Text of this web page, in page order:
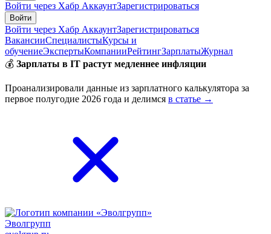
Войти через Хабр АккаунтЗарегистрироваться
Войти
Войти через Хабр АккаунтЗарегистрироваться
ВакансииСпециалистыКурсы и
обучениеЭкспертыКомпанииРейтингЗарплатыЖурнал
💰 Зарплаты в IT растут медленнее инфляции
Проанализировали данные из зарплатного калькулятора за
первое полугодие 2026 года и делимся в статье →
Эволгрупп